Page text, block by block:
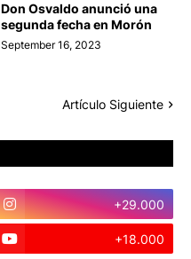
Don Osvaldo anunció una
segunda fecha en Morón
September 16, 2023
Artículo Siguiente
+29.000
+18.000